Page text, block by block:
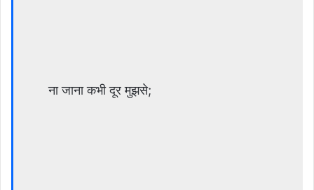
ना जाना कभी दूर मुझसे;